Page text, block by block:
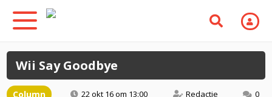
Wii Say Goodbye
Column 22 okt 16 om 13:00 Redactie 0